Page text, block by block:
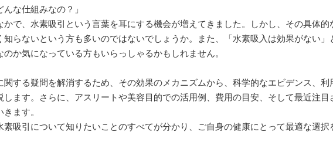
な仕組みなの？」
で、水素吸引という言葉を耳にする機会が増えてきました。しかし、その具体的
らないという方も多いのではないでしょうか。また、「水素吸入は効果がない」
か気になっている方もいらっしゃるかもしれません。
する疑問を解消するため、その効果のメカニズムから、科学的なエビデンス、利
します。さらに、アスリートや美容目的での活用例、費用の目安、そして最近注目
ます。
素吸引について知りたいことのすべてが分かり、ご自身の健康にとって最適な選択